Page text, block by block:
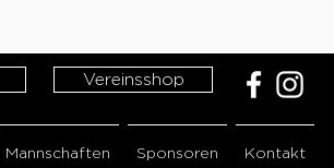
Vereinsshop
Mannschaften Sponsoren Kontakt